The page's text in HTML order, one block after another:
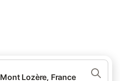
Lozère, France